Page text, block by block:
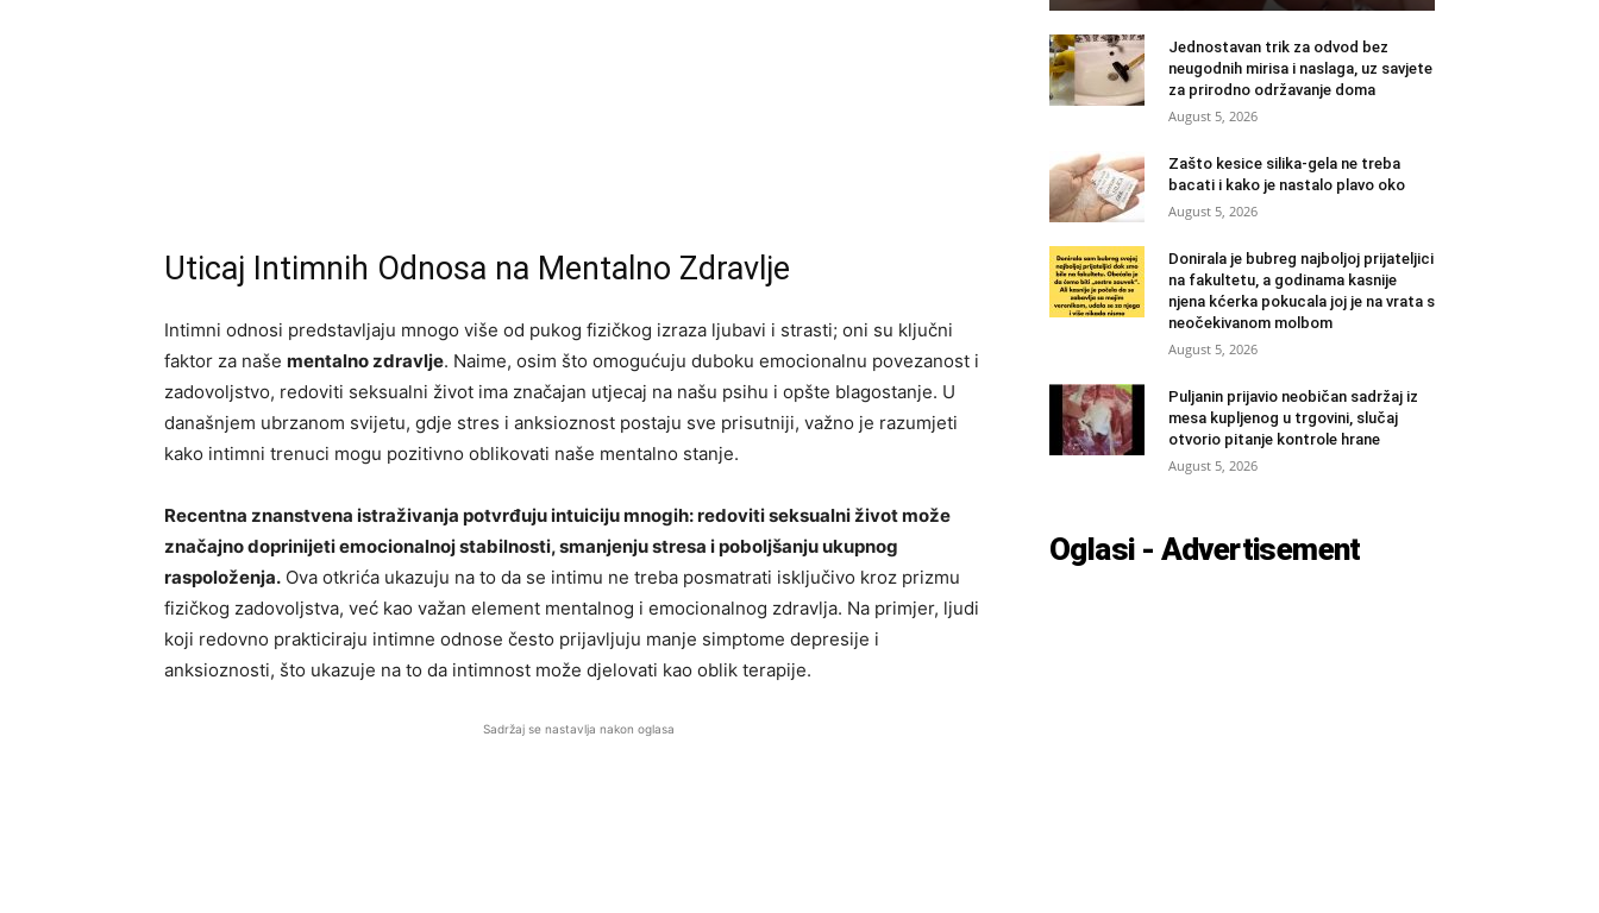
Uticaj Intimnih Odnosa na Mentalno Zdravlje
Intimni odnosi predstavljaju mnogo više od pukog fizičkog izraza ljubavi i strasti; oni su ključni
faktor za naše mentalno zdravlje. Naime, osim što omogućuju duboku emocionalnu povezanost i
zadovoljstvo, redoviti seksualni život ima značajan utjecaj na našu psihu i opšte blagostanje. U
današnjem ubrzanom svijetu, gdje stres i anksioznost postaju sve prisutniji, važno je razumjeti
kako intimni trenuci mogu pozitivno oblikovati naše mentalno stanje.
Recentna znanstvena istraživanja potvrđuju intuiciju mnogih: redoviti seksualni život može
značajno doprinijeti emocionalnoj stabilnosti, smanjenju stresa i poboljšanju ukupnog
raspoloženja. Ova otkrića ukazuju na to da se intimu ne treba posmatrati isključivo kroz prizmu
fizičkog zadovoljstva, već kao važan element mentalnog i emocionalnog zdravlja. Na primjer, ljudi
koji redovno prakticiraju intimne odnose često prijavljuju manje simptome depresije i
anksioznosti, što ukazuje na to da intimnost može djelovati kao oblik terapije.
Sadržaj se nastavlja nakon oglasa
Jednostavan trik za odvod bez
neugodnih mirisa i naslaga, uz savjete
za prirodno održavanje doma
August 5, 2026
Zašto kesice silika-gela ne treba
bacati i kako je nastalo plavo oko
August 5, 2026
Donirala je bubreg najboljoj prijateljici
na fakultetu, a godinama kasnije
njena kćerka pokucala joj je na vrata s
neočekivanom molbom
August 5, 2026
Puljanin prijavio neobičan sadržaj iz
mesa kupljenog u trgovini, slučaj
otvorio pitanje kontrole hrane
August 5, 2026
Oglasi - Advertisement